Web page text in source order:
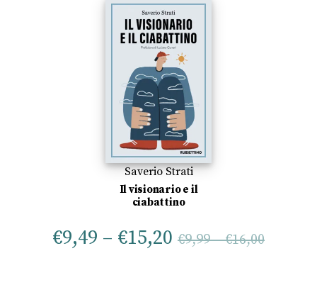
Saverio Strati
Il visionario e il
ciabattino
€9,49 – €15,20 €9,99–€16,00